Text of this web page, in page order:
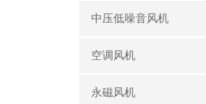
中压低噪音风机
空调风机
永磁风机